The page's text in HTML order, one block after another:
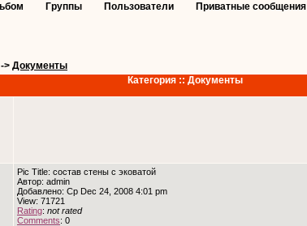
Группы Пользователи Приватные сообщения
-> Документы
Категория :: Документы
Pic Title: состав стены с эковатой
Автор: admin
Добавлено: Ср Dec 24, 2008 4:01 pm
View: 71721
Rating: not rated
Comments: 0